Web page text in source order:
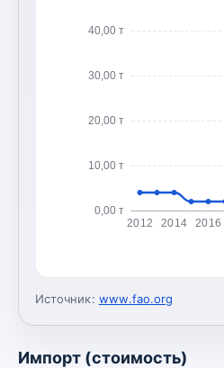
0,00 т
10,00 т
20,00 т
30,00 т
40,00 т
2012 2014 2016
Источник: www.fao.org
Импорт (стоимость)